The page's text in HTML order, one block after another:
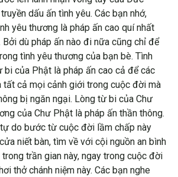
dấu ấn tình yêu. Các bạn nhớ,
yêu thương là pháp ấn cao quí nhất
dù pháp ấn nào đi nữa cũng chỉ để
tình yêu thương của bạn bè. Tình
của Phật là pháp ấn cao cả để các
tất cả mọi cảnh giới trong cuộc đời mà
bị ngăn ngại. Lòng từ bi của Chư
của Chư Phật là pháp ấn thần thông.
do bước từ cuộc đời lầm chấp này
niết bàn, tìm về với cội nguồn an bình
trong trần gian này, ngay trong cuộc đời
thở chánh niệm này. Các bạn nghe